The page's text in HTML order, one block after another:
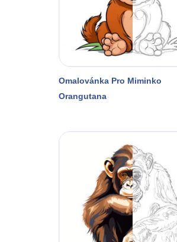
Omalovánka Pro Miminko
Orangutana